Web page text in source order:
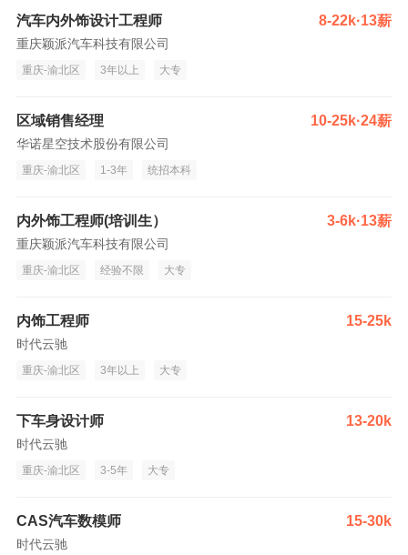
汽车内外饰设计工程师 8-22k·13薪
重庆颖派汽车科技有限公司
重庆-渝北区 3年以上 大专
区域销售经理 10-25k·24薪
华诺星空技术股份有限公司
重庆-渝北区 1-3年 统招本科
内外饰工程师(培训生） 3-6k·13薪
重庆颖派汽车科技有限公司
重庆-渝北区 经验不限 大专
内饰工程师 15-25k
时代云驰
重庆-渝北区 3年以上 大专
下车身设计师 13-20k
时代云驰
重庆-渝北区 3-5年 大专
CAS汽车数模师 15-30k
时代云驰